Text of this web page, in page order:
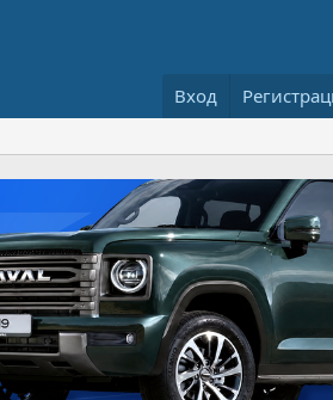
Вход